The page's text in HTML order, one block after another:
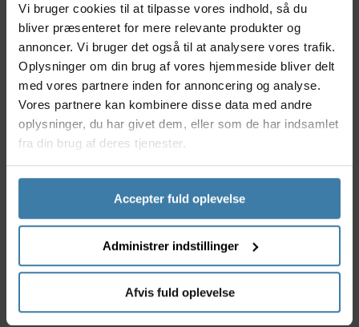
Vi bruger cookies til at tilpasse vores indhold, så du
bliver præsenteret for mere relevante produkter og
annoncer. Vi bruger det også til at analysere vores trafik.
Oplysninger om din brug af vores hjemmeside bliver delt
med vores partnere inden for annoncering og analyse.
Vores partnere kan kombinere disse data med andre
oplysninger, du har givet dem, eller som de har indsamlet
fra din brug af deres tjenester.
Accepter fuld oplevelse
Administrer indstillinger
Afvis fuld oplevelse
Trådløs elektronisk gearskift via SRAM AXS-
systemet
XPLR-teknologi giver optimal gearudveksling til
gravel og landevej
Gearskifteren er kompatibel med 12-speed
drivlinjer
Bred kapacitet, der understøtter store kassetter
Robust konstruktion for lang holdbarhed og
pålidelig performance
Anvendelse
SRAM Rival AXS XPLR 12 Speed bagskifteren er skabt
til entusiastiske gravelryttere og landevejsryttere,
det nyeste inden for trådløs gearteknologi. Uanset
om du udfordrer ujævne grusveje eller holder dig til
hurtige landeveje, får du et pålideligt gearskifte og